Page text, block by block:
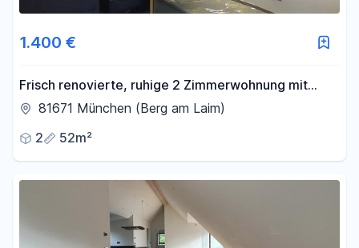
1.400 €
Frisch renovierte, ruhige 2 Zimmerwohnung mit
großem Balkon und neuer EBK
81671 München (Berg am Laim)
2
52m²